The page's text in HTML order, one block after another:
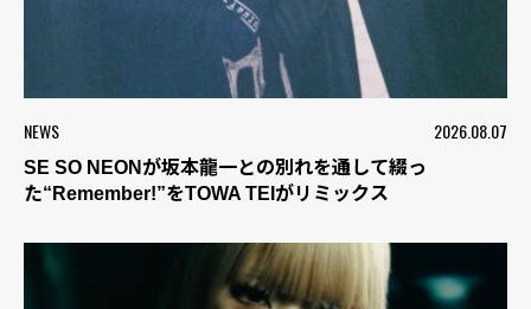
NEWS 2026.08.07
SE SO NEONが坂本龍一との別れを通して綴っ
た“Remember!”をTOWA TEIがリミックス